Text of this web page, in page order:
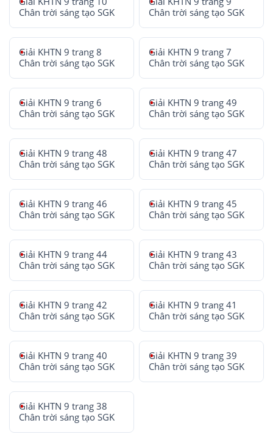
Chân trời sáng tạo SGK
Chân trời sáng tạo SGK
Giải KHTN 9 trang 8
Chân trời sáng tạo SGK
Giải KHTN 9 trang 7
Chân trời sáng tạo SGK
Giải KHTN 9 trang 6
Chân trời sáng tạo SGK
Giải KHTN 9 trang 49
Chân trời sáng tạo SGK
Giải KHTN 9 trang 48
Chân trời sáng tạo SGK
Giải KHTN 9 trang 47
Chân trời sáng tạo SGK
Giải KHTN 9 trang 46
Chân trời sáng tạo SGK
Giải KHTN 9 trang 45
Chân trời sáng tạo SGK
Giải KHTN 9 trang 44
Chân trời sáng tạo SGK
Giải KHTN 9 trang 43
Chân trời sáng tạo SGK
Giải KHTN 9 trang 42
Chân trời sáng tạo SGK
Giải KHTN 9 trang 41
Chân trời sáng tạo SGK
Giải KHTN 9 trang 40
Chân trời sáng tạo SGK
Giải KHTN 9 trang 39
Chân trời sáng tạo SGK
Giải KHTN 9 trang 38
Chân trời sáng tạo SGK